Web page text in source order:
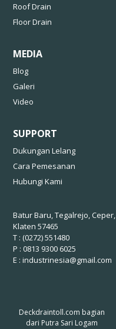
Roof Drain
Floor Drain
MEDIA
Blog
Galeri
Video
SUPPORT
Dukungan Lelang
Cara Pemesanan
Hubungi Kami
Batur Baru, Tegalrejo, Ceper,
Klaten 57465
T : (0272) 551480
P : 0813 9300 6025
E :industrinesia@gmail.com
Deckdraintoll.com bagian
dari Putra Sari Logam